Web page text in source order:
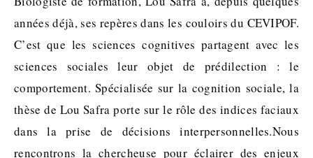
années déjà, ses repères dans les couloirs du CEVIPOF.
C’est que les sciences cognitives partagent avec les
sciences sociales leur objet de prédilection : le
comportement. Spécialisée sur la cognition sociale, la
thèse de Lou Safra porte sur le rôle des indices faciaux
dans la prise de décisions interpersonnelles.Nous
rencontrons la chercheuse pour éclairer des enjeux